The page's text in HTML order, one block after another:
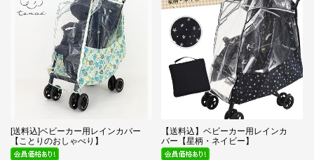
[送料込]ベビーカー用レインカバー
【ことりのおしゃべり】
【送料込】ベビーカー用レインカ
バー【星柄・ネイビー】